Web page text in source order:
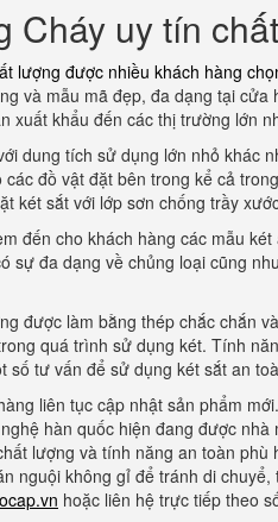
Cháy uy tín
lượng được nhiều khách hàng
và mẫu mã đẹp, đa dạng tại
xuất khẩu đến các thị trường lớn
dung tích sử dụng lớn nhỏ khác
đồ vật đặt bên trong kể cả
két sắt với lớp sơn chống trầy
đến cho khách hàng các mẫu
sự đa dạng về chủng loại cũng
được làm bằng thép chắc chắn
quá trình sử dụng két. Tính
số tư vấn để sử dụng két sắt an
liên tục cập nhật sản phẩm
hàn quốc hiện đang được
lượng và tính năng an toàn
nguội không gỉ để tránh di
hoặc liên hệ trực tiếp theo